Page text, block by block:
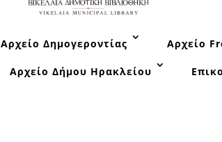
Αρχείο Δημογεροντίας Αρχείο
Αρχείο Δήμου Ηρακλείου